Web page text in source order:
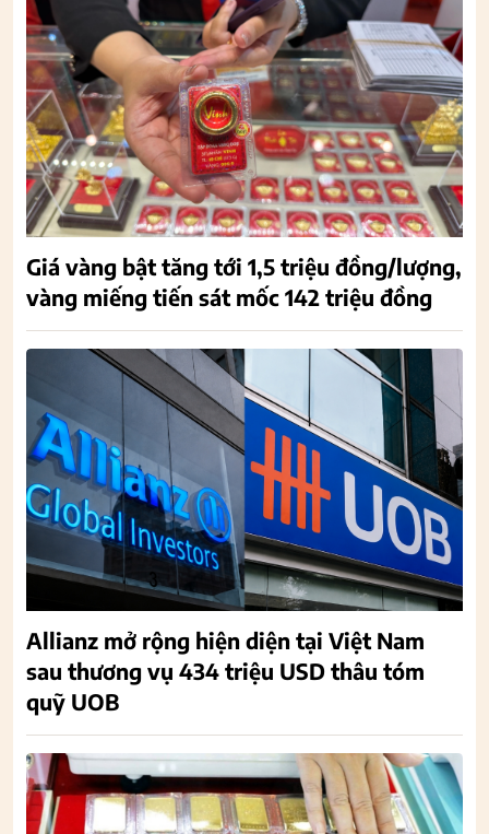
Giá vàng bật tăng tới 1,5 triệu đồng/lượng,
vàng miếng tiến sát mốc 142 triệu đồng
Allianz mở rộng hiện diện tại Việt Nam
sau thương vụ 434 triệu USD thâu tóm
quỹ UOB